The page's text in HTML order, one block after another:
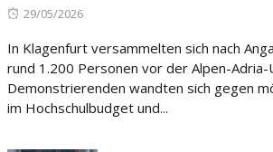
Posted
29/05/2026
In Klagenfurt versammelten sich nach
rund 1.200 Personen vor der Alpen-
Demonstrierenden wandten sich gegen
im Hochschulbudget und...